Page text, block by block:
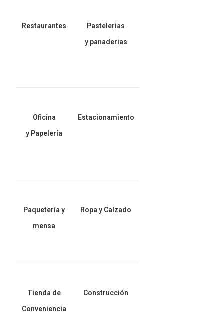
Restaurantes
Pastelerias
y panaderias
Oficina
y Papelería
Estacionamiento
Paquetería y
mensa
Ropa y Calzado
Tienda de
Conveniencia
Construcción